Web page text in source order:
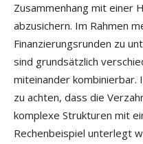
Zusammenhang mit einer
abzusichern. Im Rahmen
Finanzierungsrunden zu
sind grundsätzlich
miteinander kombinierbar.
zu achten, dass die
komplexe Strukturen mit
Rechenbeispiel unterlegt